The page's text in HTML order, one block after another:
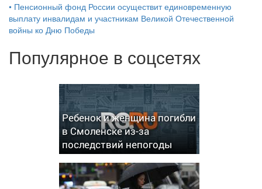
• Пенсионный фонд России осуществит единовременную
выплату инвалидам и участникам Великой Отечественной
войны ко Дню Победы
Популярное в соцсетях
Ребенок и женщина погибли
в Смоленске из-за
последствий непогоды